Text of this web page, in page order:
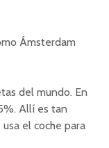
Ámsterdam
del mundo. En
Allí es tan
el coche para